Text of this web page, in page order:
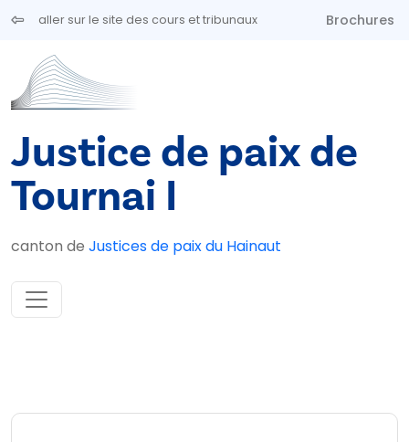
Aller au contenu principal
aller sur le site des cours et tribunaux Brochures
Justice de paix de
Tournai I
canton de Justices de paix du Hainaut